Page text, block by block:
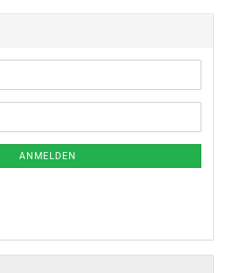
ANMELDEN